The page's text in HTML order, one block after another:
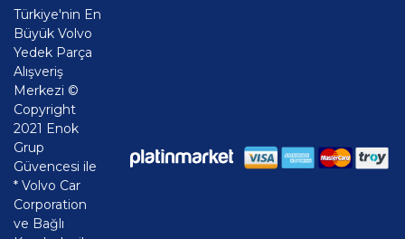
Türkiye'nin En
Büyük Volvo
Yedek Parça
Alışveriş
Merkezi ©
Copyright
2021 Enok
Grup
Güvencesi ile
* Volvo Car
Corporation
ve Bağlı